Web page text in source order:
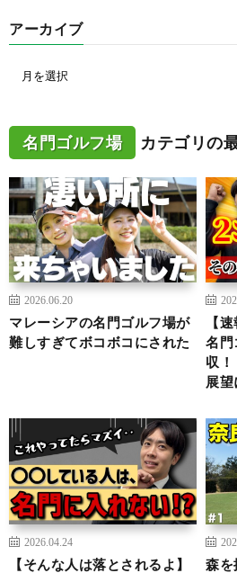
アーカイブ
名門ゴルフ場 カテゴリの
2026.06.20
マレーシアの名門ゴルフ場が
難しすぎてボコボコにされた
【
名門
収
展望
2026.04.24
【そんな人は落とされるよ】
森を